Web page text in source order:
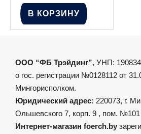
В КОРЗИНУ
ООО “ФБ Трэйдинг”, УНП:
о гос. регистрации №0128112 от
Мингорисполком.
Юридический адрес: 220073, г.
Ольшевского 7, корп. 9 , пом. №101
Интернет-магазин foerch.by